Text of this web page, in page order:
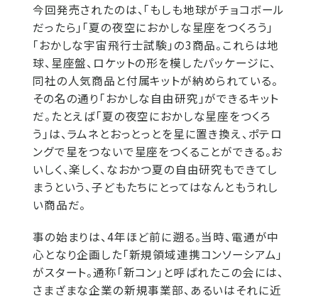
今回発売されたのは、「もしも地球がチョコボール
だったら」「夏の夜空におかしな星座をつくろう」
「おかしな宇宙飛行士試験」の3商品。これらは地
球、星座盤、ロケットの形を模したパッケージに、
同社の人気商品と付属キットが納められている。
その名の通り「おかしな自由研究」ができるキット
だ。たとえば「夏の夜空におかしな星座をつくろ
う」は、ラムネとおっとっとを星に置き換え、ポテロ
ングで星をつないで星座をつくることができる。お
いしく、楽しく、なおかつ夏の自由研究もできてし
まうという、子どもたちにとってはなんともうれし
い商品だ。
事の始まりは、4年ほど前に遡る。当時、電通が中
心となり企画した「新規領域連携コンソーシアム」
がスタート。通称「新コン」と呼ばれたこの会には、
さまざまな企業の新規事業部、あるいはそれに近